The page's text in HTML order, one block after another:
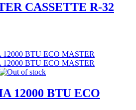
CASSETTE R-32
12000 BTU ECO